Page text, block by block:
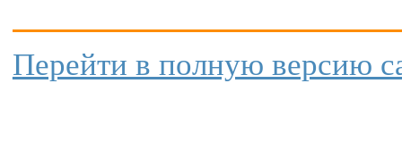
Перейти в полную версию